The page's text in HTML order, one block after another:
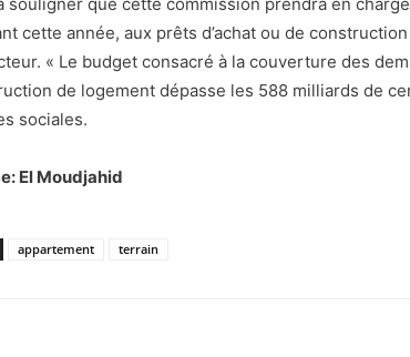
cette année, aux prêts d’achat ou de
« Le budget consacré à la couverture des
de logement dépasse les 588 milliards de
sociales.
El Moudjahid
appartement terrain